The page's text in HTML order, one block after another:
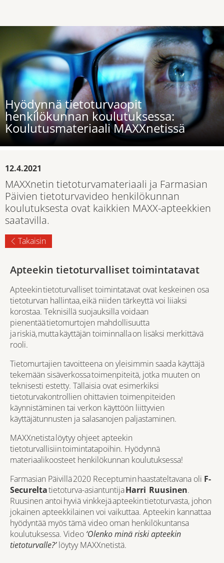
Hyödynnä tietoturvaopit
henkilökunnan koulutuksessa:
Koulutusmateriaali MAXXnetissä
12.4.2021
MAXXnetin tietoturvamateriaali ja Farmasian
Päivien tietoturvavideo henkilökunnan
koulutuksesta ovat kaikkien MAXX-apteekkien
saatavilla.
Takaisin
Apteekin tietoturvalliset toimintatavat
Apteekin tietoturvalliset toimintatavat ovat keskeinen osa
tietoturvan hallintaa, eikä niiden tärkeyttä voi liiaksi
korostaa. Teknisillä suojauksilla voidaan
pienentää tietomurtojen mahdollisuutta
ja riskiä, mutta käyttäjän toiminnalla on lisäksi merkittävä
rooli.
Tietomurtajien tavoitteena on yleisimmin saada käyttäjä
tekemään sisäverkossa toimenpiteitä, jotka muuten on
teknisesti estetty. Tällaisia ovat esimerkiksi
tietoturvakontrollien ohittavien toimenpiteiden
käynnistäminen tai verkon käyttöön liittyvien
käyttäjätunnusten ja salasanojen paljastaminen.
MAXXnetista löytyy ohjeet apteekin
tietoturvallisiin toimintatapoihin. Hyödynnä
materiaalikoosteet henkilökunnan koulutuksessa!
Farmasian Päivillä 2020 Receptumin haastateltavana oli F-
Secureltatietoturva-asiantuntijaHarri Ruusinen.
Ruusinen antoi hyviä vinkkejä apteekin tietoturvasta, johon
jokainen apteekkilainen voi vaikuttaa. Apteekin kannattaa
hyödyntää myös tämä video oman henkilökuntansa
koulutuksessa. Video ‘Olenko minä riski apteekin
tietoturvalle?’löytyy MAXXnetistä.